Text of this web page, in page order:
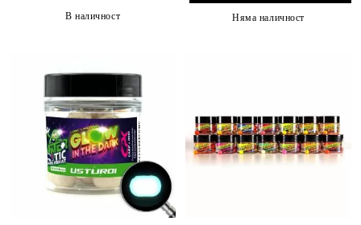
В наличност Няма наличност